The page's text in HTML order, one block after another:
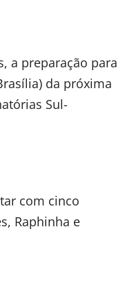
a preparação para
da próxima
Sul-
com cinco
Raphinha e